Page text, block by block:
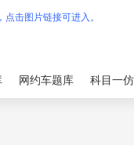
网约车题库 科目一